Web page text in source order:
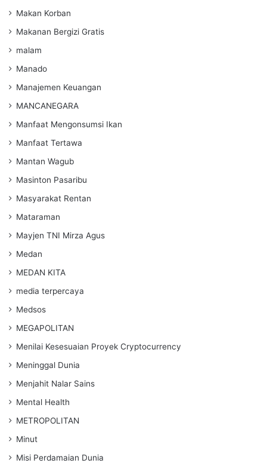
Makan Korban
Makanan Bergizi Gratis
malam
Manado
Manajemen Keuangan
MANCANEGARA
Manfaat Mengonsumsi Ikan
Manfaat Tertawa
Mantan Wagub
Masinton Pasaribu
Masyarakat Rentan
Mataraman
Mayjen TNI Mirza Agus
Medan
MEDAN KITA
media terpercaya
Medsos
MEGAPOLITAN
Menilai Kesesuaian Proyek Cryptocurrency
Meninggal Dunia
Menjahit Nalar Sains
Mental Health
METROPOLITAN
Minut
Misi Perdamaian Dunia